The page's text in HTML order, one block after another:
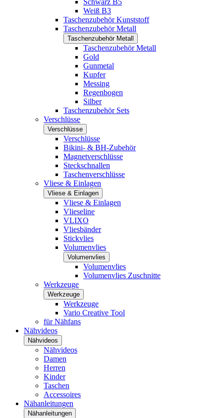
Schwarz B5
Weiß B3
Taschenzubehör Kunststoff
Taschenzubehör Metall
Taschenzubehör Metall
Taschenzubehör Metall
Gold
Gunmetal
Kupfer
Messing
Regenbogen
Silber
Taschenzubehör Sets
Verschlüsse
Verschlüsse
Verschlüsse
Bikini- & BH-Zubehör
Magnetverschlüsse
Steckschnallen
Taschenverschlüsse
Vliese & Einlagen
Vliese & Einlagen
Vliese & Einlagen
Vlieseline
VLIXO
Vliesbänder
Stickvlies
Volumenvlies
Volumenvlies
Volumenvlies
Volumenvlies Zuschnitte
Werkzeuge
Werkzeuge
Werkzeuge
Vario Creative Tool
für Nähfans
Nähvideos
Nähvideos
Nähvideos
Damen
Herren
Kinder
Taschen
Accessoires
Nähanleitungen
Nähanleitungen